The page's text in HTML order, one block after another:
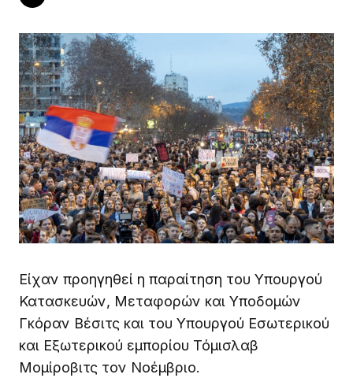
Είχαν προηγηθεί η παραίτηση του Υπουργού
Κατασκευών, Μεταφορών και Υποδομών
Γκόραν Βέσιτς και του Υπουργού Εσωτερικού
και Εξωτερικού εμπορίου Τόμισλαβ
Μομίροβιτς τον Νοέμβριο.